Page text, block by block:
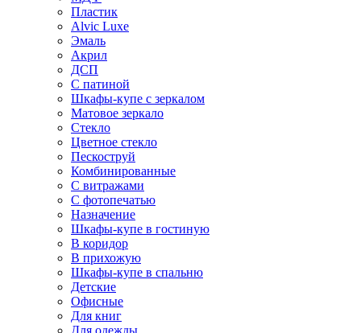
Пластик
Alvic Luxe
Эмаль
Акрил
ДСП
С патиной
Шкафы-купе с зеркалом
Матовое зеркало
Стекло
Цветное стекло
Пескоструй
Комбинированные
С витражами
С фотопечатью
Назначение
Шкафы-купе в гостиную
В коридор
В прихожую
Шкафы-купе в спальню
Детские
Офисные
Для книг
Для одежды